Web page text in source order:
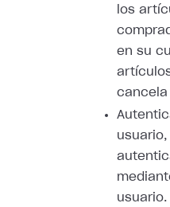
los
en su
cancela
usuario.